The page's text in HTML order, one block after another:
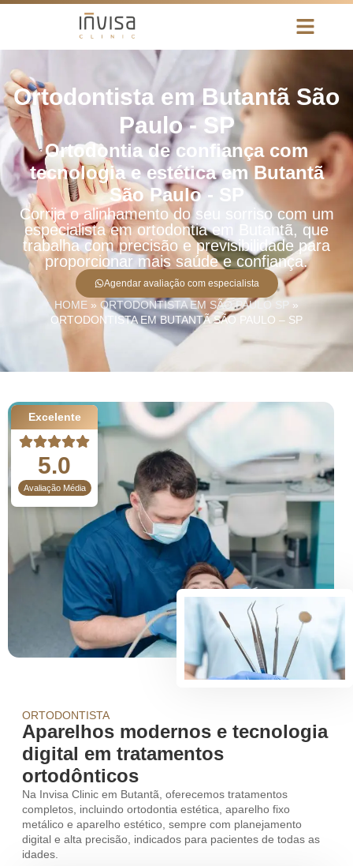
Ortodontista em Butantã São
Paulo - SP
Ortodontia de confiança com
tecnologia e estética em Butantã
São Paulo - SP
Corrija o alinhamento do seu sorriso com um
especialista em ortodontia em Butantã, que
trabalha com precisão e previsibilidade para
proporcionar mais saúde e confiança.
Agendar avaliação com especialista
HOME » ORTODONTISTA EM SÃO PAULO SP »
ORTODONTISTA EM BUTANTÃ SÃO PAULO – SP
Excelente
5.0
Avaliação Média
ORTODONTISTA
Aparelhos modernos e tecnologia
digital em tratamentos
ortodônticos
Na Invisa Clinic em Butantã, oferecemos tratamentos
completos, incluindo ortodontia estética, aparelho fixo
metálico e aparelho estético, sempre com planejamento
digital e alta precisão, indicados para pacientes de todas as
idades.